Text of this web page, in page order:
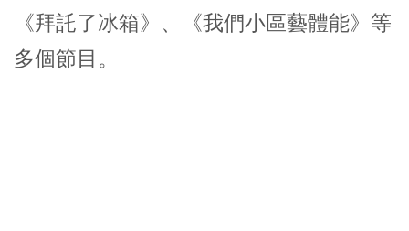
《拜託了冰箱》、《我們小區藝體能》等
多個節目。